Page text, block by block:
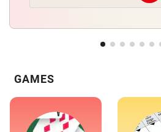
GAMES